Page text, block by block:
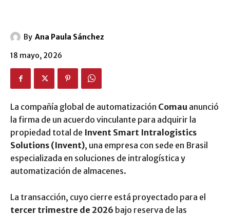
By Ana Paula Sánchez
18 mayo, 2026
La compañía global de automatización Comau anunció
la firma de un acuerdo vinculante para adquirir la
propiedad total de Invent Smart Intralogistics
Solutions (Invent), una empresa con sede en Brasil
especializada en soluciones de intralogística y
automatización de almacenes.
La transacción, cuyo cierre está proyectado para el
tercer trimestre de 2026 bajo reserva de las